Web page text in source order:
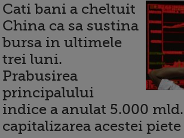
Cati bani a cheltuit
China ca sa sustina
bursa in ultimele
trei luni.
Prabusirea
principalului
indice a anulat 5.000
capitalizarea acestei piete